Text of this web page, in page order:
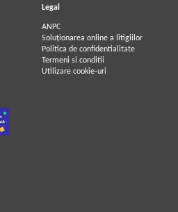
Legal
ANPC
Soluționarea online a litigiilor
Politica de confidentialitate
Termeni si conditii
Utilizare cookie-uri